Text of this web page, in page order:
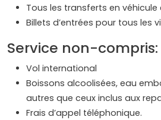
Tous les transferts en
Billets d’entrées pour tous les
Service non-compris:
Vol international
Boissons alcoolisées, eau
autres que ceux inclus aux
Frais d’appel téléphonique.